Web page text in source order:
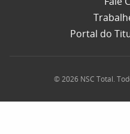
Portal do
© 2026 NSC Total.